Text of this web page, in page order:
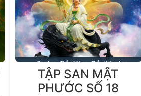
TẬP SAN MẬT
PHƯỚC SỐ 18